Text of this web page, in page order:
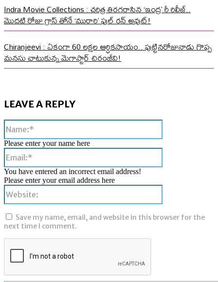
Indra Movie Collections : చరిత్ర తిరగరాసిన ‘ఇంద్ర’ రీ రిలీజ్..
మొదటి రోజు గ్రాస్ తోనే ‘మురారి’ ఫుల్ రన్ అవుట్!
Chiranjeevi : ఏకంగా 60 లక్షల ఆర్ధికసాయం.. పుట్టినరోజునాడు గొప్ప
మనసు చాటుకున్న మెగాస్టార్ చిరంజీవి!
LEAVE A REPLY
Please enter your name here
You have entered an incorrect email address!
Please enter your email address here
Save my name, email, and website in this browser for the
next time I comment.